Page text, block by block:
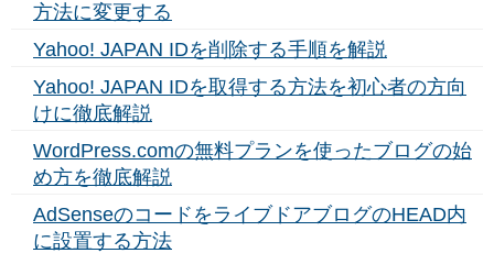
方法に変更する
Yahoo! JAPAN IDを削除する手順を解説
Yahoo! JAPAN IDを取得する方法を初心者の方向
けに徹底解説
WordPress.comの無料プランを使ったブログの始
め方を徹底解説
AdSenseのコードをライブドアブログのHEAD内
に設置する方法